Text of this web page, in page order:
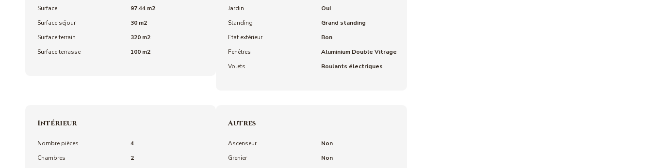
Surface
97.44 m2
Surface séjour
30 m2
Surface terrain
320 m2
Surface terrasse
100 m2
Jardin
Oui
Standing
Grand standing
Etat extérieur
Bon
Fenêtres
Aluminium Double Vitrage
Volets
Roulants électriques
Intérieur
Nombre pièces
4
Chambres
2
Autres
Ascenseur
Non
Grenier
Non